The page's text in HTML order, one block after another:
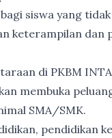
siswa yang
keterampilan dan
di PKBM
membuka
SMA/SMK.
pendidikan